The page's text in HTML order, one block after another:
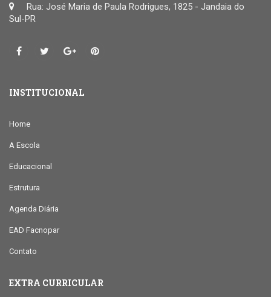
Rua: José Maria de Paula Rodrigues, 1825 - Jandaia do
Sul-PR
INSTITUCIONAL
Home
A Escola
Educacional
Estrutura
Agenda Diária
EAD Facnopar
Contato
EXTRA CURRICULAR